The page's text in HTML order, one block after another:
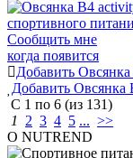
Сообщить мне
когда появится
Добавить
Добавить
С 1 по 6 (из 131)
1 2 3 4 5 ... >>
О NUTREND